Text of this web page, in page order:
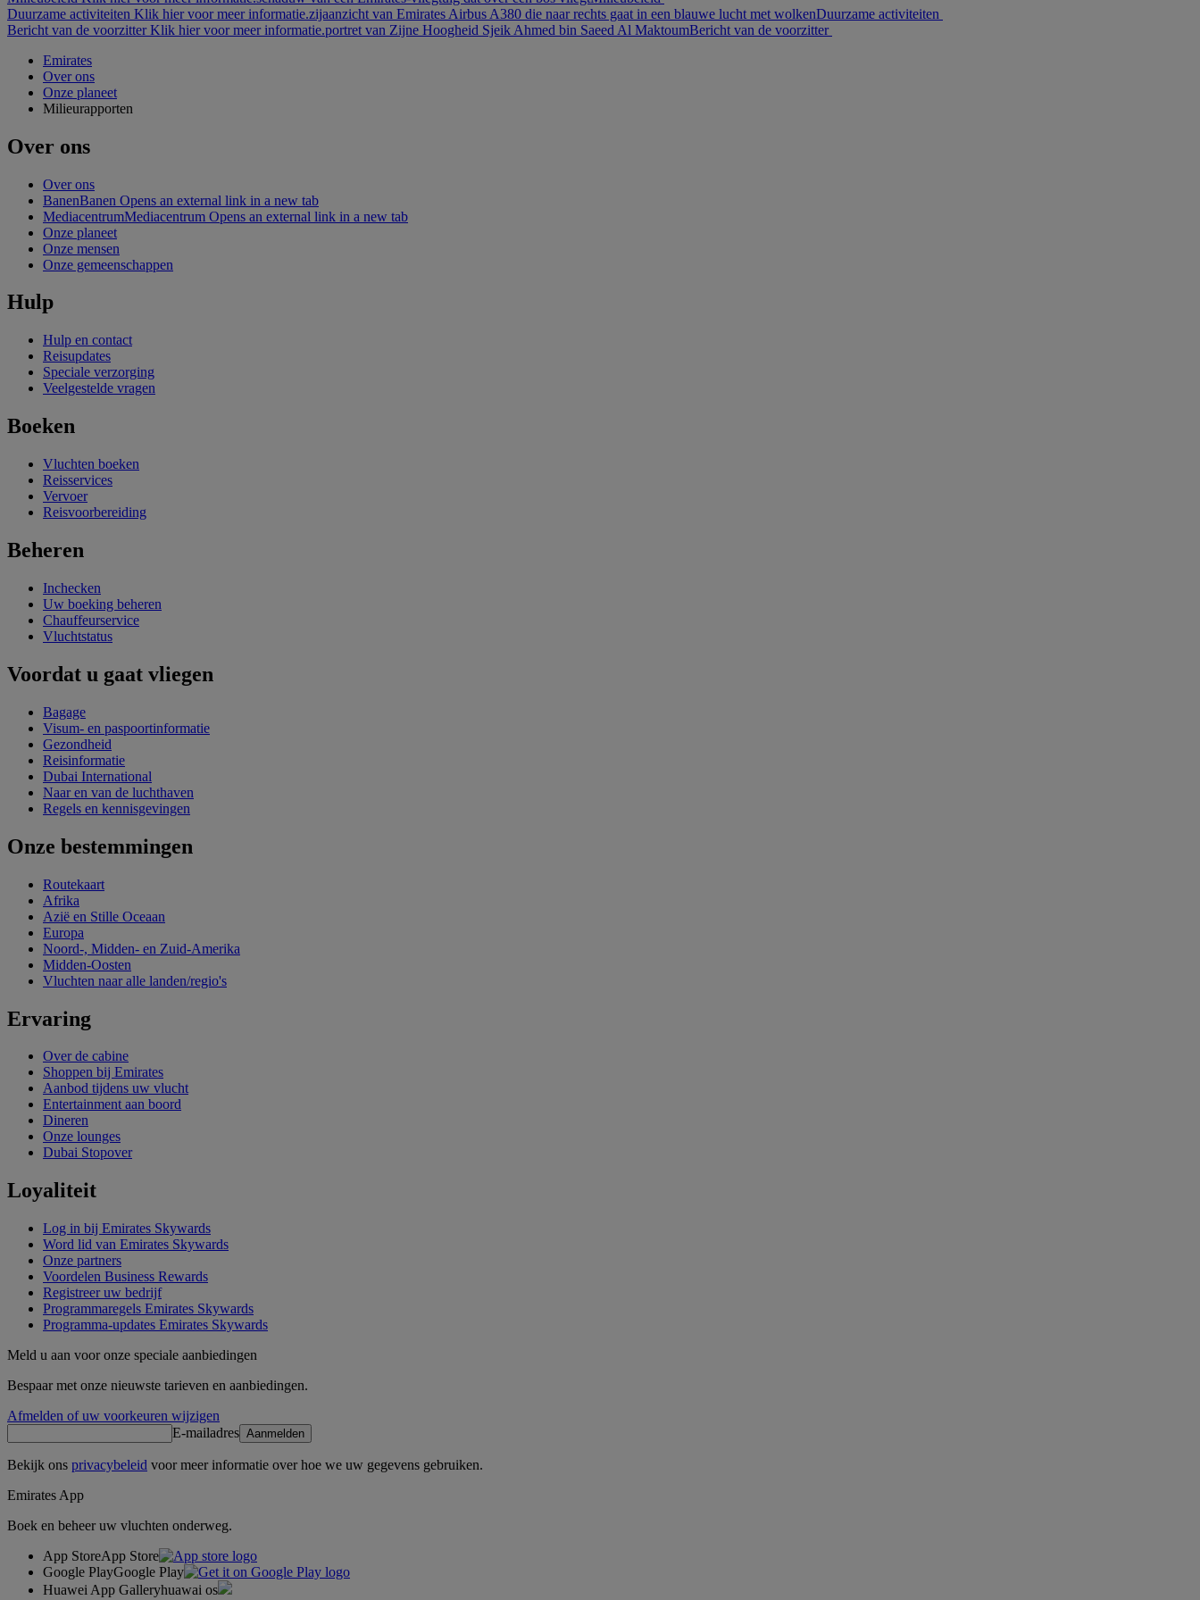
Duurzame activiteiten Klik hier voor meer informatie.zijaanzicht van Emirates Airbus A380 die naar rechts gaat in een blauwe lucht met wolkenDuurzame activiteiten
Bericht van de voorzitter Klik hier voor meer informatie.portret van Zijne Hoogheid Sjeik Ahmed bin Saeed Al MaktoumBericht van de voorzitter
Emirates
Over ons
Onze planeet
Milieurapporten
Over ons
Over ons
BanenBanen Opens an external link in a new tab
MediacentrumMediacentrum Opens an external link in a new tab
Onze planeet
Onze mensen
Onze gemeenschappen
Hulp
Hulp en contact
Reisupdates
Speciale verzorging
Veelgestelde vragen
Boeken
Vluchten boeken
Reisservices
Vervoer
Reisvoorbereiding
Beheren
Inchecken
Uw boeking beheren
Chauffeurservice
Vluchtstatus
Voordat u gaat vliegen
Bagage
Visum- en paspoortinformatie
Gezondheid
Reisinformatie
Dubai International
Naar en van de luchthaven
Regels en kennisgevingen
Onze bestemmingen
Routekaart
Afrika
Azië en Stille Oceaan
Europa
Noord-, Midden- en Zuid-Amerika
Midden-Oosten
Vluchten naar alle landen/regio's
Ervaring
Over de cabine
Shoppen bij Emirates
Aanbod tijdens uw vlucht
Entertainment aan boord
Dineren
Onze lounges
Dubai Stopover
Loyaliteit
Log in bij Emirates Skywards
Word lid van Emirates Skywards
Onze partners
Voordelen Business Rewards
Registreer uw bedrijf
Programmaregels Emirates Skywards
Programma-updates Emirates Skywards
Meld u aan voor onze speciale aanbiedingen
Bespaar met onze nieuwste tarieven en aanbiedingen.
Afmelden of uw voorkeuren wijzigen
E-mailadres Aanmelden
Bekijk ons privacybeleid voor meer informatie over hoe we uw gegevens gebruiken.
Emirates App
Boek en beheer uw vluchten onderweg.
App StoreApp Store
Google PlayGoogle Play
Huawei App Galleryhuawai os